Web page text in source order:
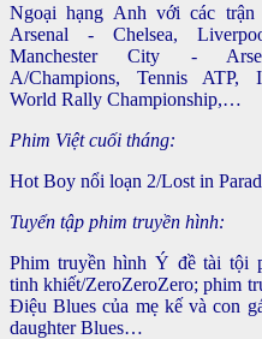
Ngoại hạng Anh với các trận
Arsenal - Chelsea,
Manchester City -
A/Champions, Tennis ATP,
World Rally Championship,…
Phim Việt cuối tháng:
Hot Boy nổi loạn 2/Lost in
Tuyển tập phim truyền hình:
Phim truyền hình Ý đề tài tội
tinh khiết/ZeroZeroZero; phim
Điệu Blues của mẹ kế và con
daughter Blues…